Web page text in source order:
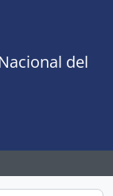
del